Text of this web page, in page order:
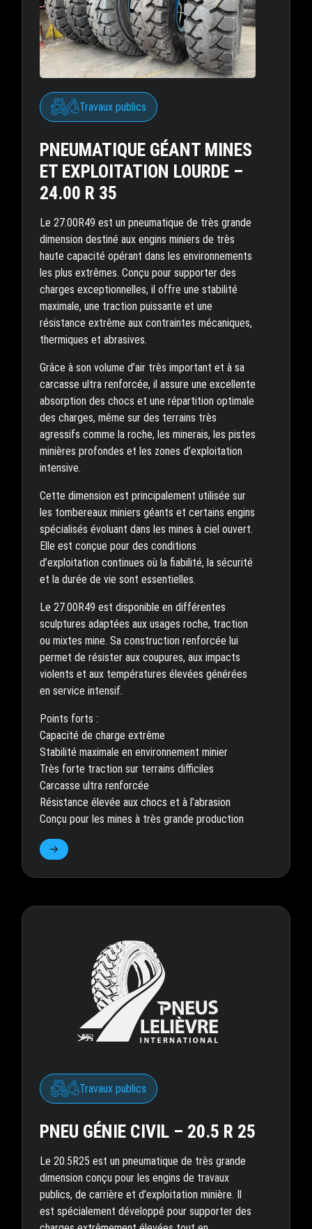
Travaux publics
PNEUMATIQUE GÉANT MINES
ET EXPLOITATION LOURDE –
24.00 R 35
Le 27.00R49 est un pneumatique de très grande
dimension destiné aux engins miniers de très
haute capacité opérant dans les environnements
les plus extrêmes. Conçu pour supporter des
charges exceptionnelles, il offre une stabilité
maximale, une traction puissante et une
résistance extrême aux contraintes mécaniques,
thermiques et abrasives.
Grâce à son volume d’air très important et à sa
carcasse ultra renforcée, il assure une excellente
absorption des chocs et une répartition optimale
des charges, même sur des terrains très
agressifs comme la roche, les minerais, les pistes
minières profondes et les zones d’exploitation
intensive.
Cette dimension est principalement utilisée sur
les tombereaux miniers géants et certains engins
spécialisés évoluant dans les mines à ciel ouvert.
Elle est conçue pour des conditions
d’exploitation continues où la fiabilité, la sécurité
et la durée de vie sont essentielles.
Le 27.00R49 est disponible en différentes
sculptures adaptées aux usages roche, traction
ou mixtes mine. Sa construction renforcée lui
permet de résister aux coupures, aux impacts
violents et aux températures élevées générées
en service intensif.
Points forts :
Capacité de charge extrême
Stabilité maximale en environnement minier
Très forte traction sur terrains difficiles
Carcasse ultra renforcée
Résistance élevée aux chocs et à l’abrasion
Conçu pour les mines à très grande production
Travaux publics
PNEU GÉNIE CIVIL – 20.5 R 25
Le 20.5R25 est un pneumatique de très grande
dimension conçu pour les engins de travaux
publics, de carrière et d’exploitation minière. Il
est spécialement développé pour supporter des